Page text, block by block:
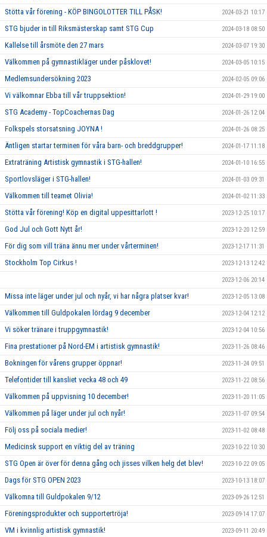
Stötta vår förening - KÖP BINGOLOTTER TILL PÅSK! 2024-03-21 10:17
STG bjuder in till Riksmästerskap samt STG Cup 2024-03-18 08:50
Kallelse till årsmöte den 27 mars 2024-03-07 19:30
Välkommen på gymnastikläger under påsklovet! 2024-03-05 10:15
Medlemsundersökning 2023 2024-02-05 09:06
Vi välkomnar Ebba till vår truppsektion! 2024-01-29 19:00
STG Academy - TopCoachernas Dag 2024-01-26 12:04
Folkspels storsatsning JOYNA ! 2024-01-26 08:25
Äntligen startar terminen för våra barn- och breddgrupper! 2024-01-17 11:18
Extraträning Artistisk gymnastik i STG-hallen! 2024-01-10 16:55
Sportlovsläger i STG-hallen! 2024-01-03 09:31
Välkommen till teamet Olivia! 2024-01-02 11:33
Stötta vår förening! Köp en digital uppesittarlott ! 2023-12-25 10:17
God Jul och Gott Nytt år! 2023-12-20 12:59
För dig som vill träna ännu mer under vårterminen! 2023-12-17 11:31
Stockholm Top Cirkus ! 2023-12-13 12:42
2023-12-06 20:14
Missa inte läger under jul och nyår, vi har några platser kvar! 2023-12-05 13:08
Välkommen till Guldpokalen lördag 9 december 2023-12-04 12:12
Vi söker tränare i truppgymnastik! 2023-12-04 10:56
Fina prestationer på Nord-EM i artistisk gymnastik! 2023-11-26 08:46
Bokningen för vårens grupper öppnar! 2023-11-24 09:51
Telefontider till kansliet vecka 48 och 49 2023-11-22 08:56
Välkommen på uppvisning 10 december! 2023-11-20 11:05
Välkommen på läger under jul och nyår! 2023-11-07 09:54
Följ oss på sociala medier! 2023-11-02 08:48
Medicinsk support en viktig del av träning 2023-10-22 10:30
STG Open är över för denna gång och jisses vilken helg det blev! 2023-10-22 09:05
Dags för STG OPEN 2023 2023-10-13 18:07
Välkomna till Guldpokalen 9/12 2023-09-26 12:51
Föreningsprodukter och supportertröja! 2023-09-14 17:07
VM i kvinnlig artistisk gymnastik! 2023-09-11 20:49